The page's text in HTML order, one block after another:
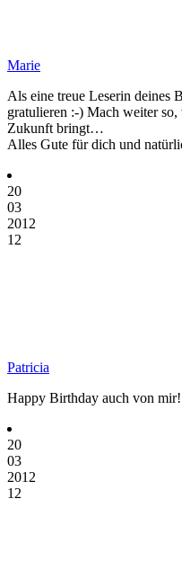
Marie
Als eine treue Leserin deines
gratulieren :-) Mach weiter
Zukunft bringt…
Alles Gute für dich und
20
03
2012
12
Patricia
Happy Birthday auch von
20
03
2012
12